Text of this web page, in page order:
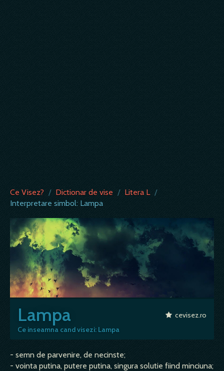
Ce Visez? / Dictionar de vise / Litera L /
Interpretare simbol: Lampa
Lampa
Ce inseamna cand visezi: Lampa
cevisez.ro
- semn de parvenire, de necinste;
- vointa putina, putere putina, singura solutie fiind minciuna;